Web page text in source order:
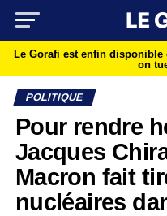
Le Gorafi est enfin
on
POLITIQUE
Pour rendre
Jacques
Macron fait
nucléaires